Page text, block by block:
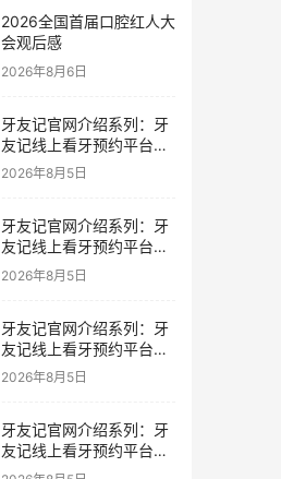
2026全国首届口腔红人大
会观后感
2026年8月6日
牙友记官网介绍系列：牙
友记线上看牙预约平台是
干什么的？靠谱吗？
2026年8月5日
牙友记官网介绍系列：牙
友记线上看牙预约平台让
看牙不再靠运气
2026年8月5日
牙友记官网介绍系列：牙
友记线上看牙预约平台打
破口腔行业专业壁垒新手
2026年8月5日
牙友记官网介绍系列：牙
友记线上看牙预约平台落
地同城就诊经验打破未知